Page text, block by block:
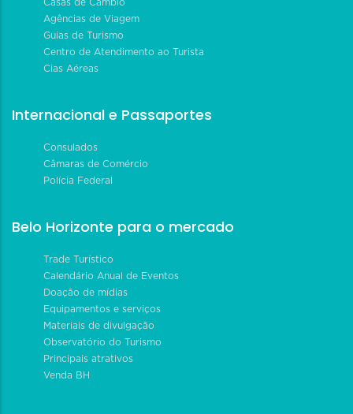
Casas de Câmbio
Agências de Viagem
Guias de Turismo
Centro de Atendimento ao Turista
Cias Aéreas
Internacional e Passaportes
Consulados
Câmaras de Comércio
Polícia Federal
Belo Horizonte para o mercado
Trade Turístico
Calendário Anual de Eventos
Doação de mídias
Equipamentos e serviços
Materiais de divulgação
Observatório do Turismo
Principais atrativos
Venda BH